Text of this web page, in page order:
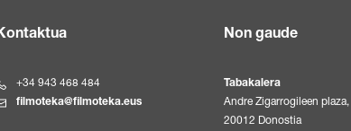
+34 943 468 484
filmoteka@filmoteka.eus
Non gaude
Tabakalera
Andre Zigarrogileen
20012 Donostia